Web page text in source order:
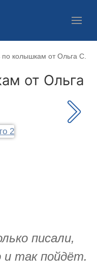
по колышкам от Ольга С.
от Ольга
писали,
и так пойдёт.